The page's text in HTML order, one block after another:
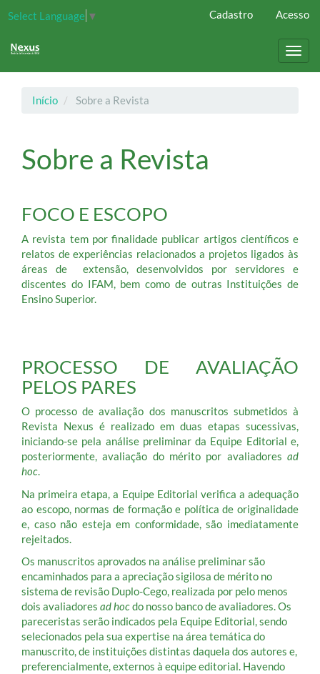
Select Language ▼
Principal
principal
Cadastro Acesso
Início Sobre a Revista
Sobre a Revista
FOCO E ESCOPO
A revista tem por finalidade publicar artigos científicos e
relatos de experiências relacionados a projetos ligados às
áreas de extensão, desenvolvidos por servidores e
discentes do IFAM, bem como de outras Instituições de
Ensino Superior.
PROCESSO DE AVALIAÇÃO
PELOS PARES
O processo de avaliação dos manuscritos submetidos à
Revista Nexus é realizado em duas etapas sucessivas,
iniciando-se pela análise preliminar da Equipe Editorial e,
posteriormente, avaliação do mérito por avaliadores ad
hoc.
Na primeira etapa, a Equipe Editorial verifica a adequação
ao escopo, normas de formação e política de originalidade
e, caso não esteja em conformidade, são imediatamente
rejeitados.
Os manuscritos aprovados na análise preliminar são
encaminhados para a apreciação sigilosa de mérito no
sistema de revisão Duplo-Cego, realizada por pelo menos
dois avaliadores ad hocdo nosso banco de avaliadores. Os
pareceristas serão indicados pela Equipe Editorial, sendo
selecionados pela sua expertise na área temática do
manuscrito, de instituições distintas daquela dos autores e,
preferencialmente, externos à equipe editorial. Havendo